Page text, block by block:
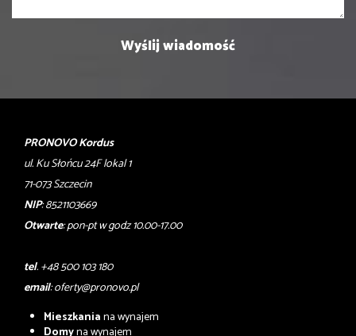
PRONOVO Kordus
ul. Ku Słońcu 24F lokal 1
71-073 Szczecin
NIP: 8521103669
Otwarte: pon-pt w godz 10.00-17.00
tel. +48 500 103 180
email:oferty@pronovo.pl
Mieszkaniana wynajem